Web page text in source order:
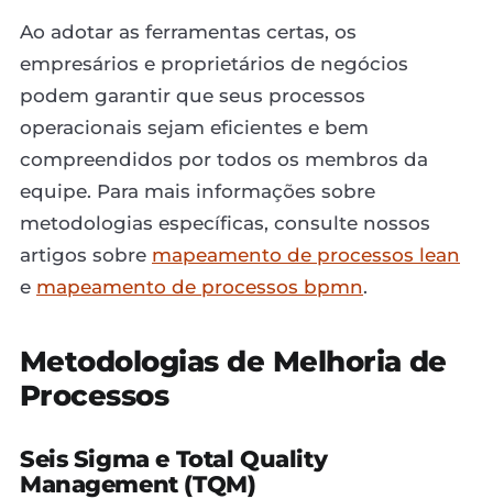
Ao adotar as ferramentas certas, os
empresários e proprietários de negócios
podem garantir que seus processos
operacionais sejam eficientes e bem
compreendidos por todos os membros da
equipe. Para mais informações sobre
metodologias específicas, consulte nossos
artigos sobre mapeamento de processos lean
e mapeamento de processos bpmn.
Metodologias de Melhoria de
Processos
Seis Sigma e Total Quality
Management (TQM)